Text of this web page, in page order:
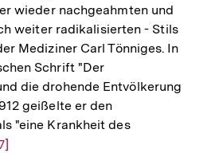
wieder nachgeahmten und
weiter radikalisierten - Stils
Mediziner Carl Tönniges. In
Schrift "Der
die drohende Entvölkerung
geißelte er den
"eine Krankheit des